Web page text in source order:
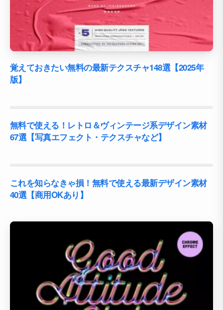
覚えておきたい無料の最新テクスチャ148選【2025年
版】
無料で使える！レトロ＆ヴィンテージ系デザイン素材
67選【写真エフェクト・テクスチャなど】
これを知らなきゃ損！無料で使える最新デザイン素材
40選【商用OKあり】